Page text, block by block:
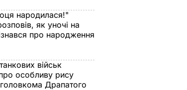
народилася!"
як уночі на
про народження
військ
особливу рису
Драпатого